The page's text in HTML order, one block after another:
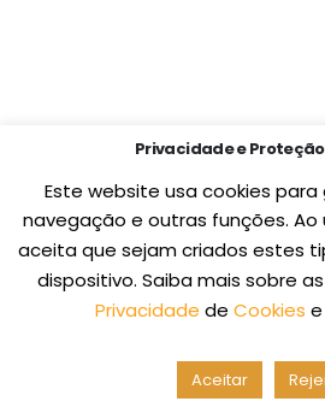
Privacidade e
Este website usa cookies
navegação e outras funções. Ao
aceita que sejam criados estes
dispositivo. Saiba mais sobre
Privacidade de Cookies
Aceitar